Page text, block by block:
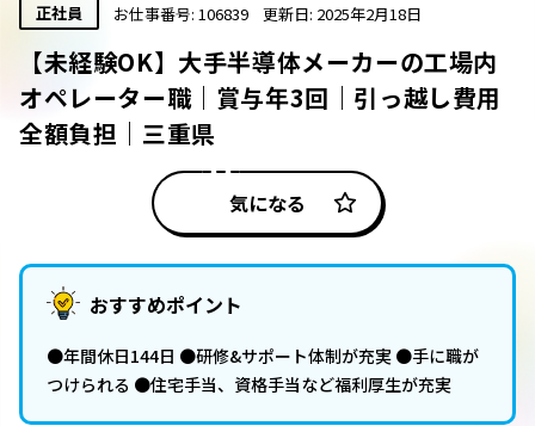
正社員 お仕事番号: 106839 更新日: 2025年2月18日
【未経験OK】大手半導体メーカーの工場内
オペレーター職｜賞与年3回｜引っ越し費用
全額負担｜三重県
気になる
おすすめポイント
●年間休日144日 ●研修&サポート体制が充実 ●手に職が
つけられる ●住宅手当、資格手当など福利厚生が充実